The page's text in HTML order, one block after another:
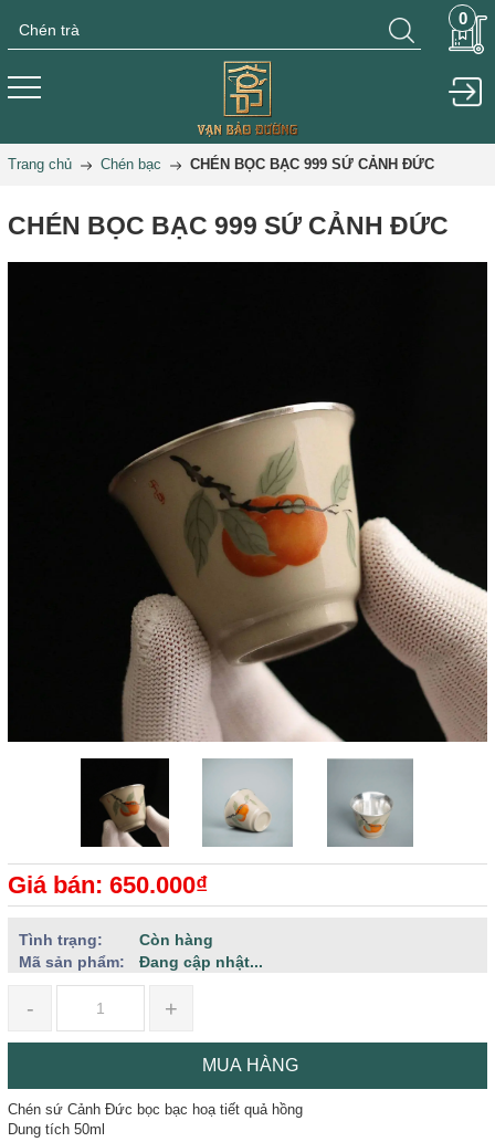
0
Trang chủ Chén bạc CHÉN BỌC BẠC 999 SỨ CẢNH ĐỨC
CHÉN BỌC BẠC 999 SỨ CẢNH ĐỨC
Giá bán: 650.000₫
Tình trạng:
Còn hàng
Mã sản phẩm:
Đang cập nhật...
- +
MUA HÀNG
Chén sứ Cảnh Đức bọc bạc hoạ tiết quả hồng
Dung tích 50ml